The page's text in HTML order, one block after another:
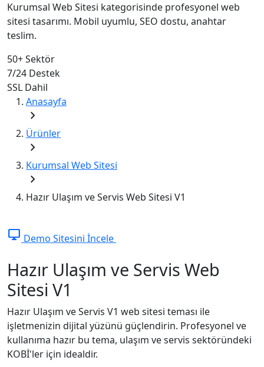
Kurumsal Web Sitesi kategorisinde profesyonel web
sitesi tasarımı. Mobil uyumlu, SEO dostu, anahtar
teslim.
50+Sektör
7/24 Destek
SSL Dahil
Anasayfa
chevron_right
Ürünler
chevron_right
Kurumsal Web Sitesi
chevron_right
Hazır Ulaşım ve Servis Web Sitesi V1
desktop_windows Demo Sitesini İncele
Hazır Ulaşım ve Servis Web
Sitesi V1
Hazır Ulaşım ve Servis V1 web sitesi teması ile
işletmenizin dijital yüzünü güçlendirin. Profesyonel ve
kullanıma hazır bu tema, ulaşım ve servis sektöründeki
KOBİ'ler için idealdir.